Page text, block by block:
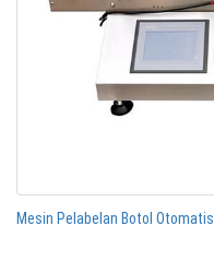
Mesin Pelabelan Botol Otomatis